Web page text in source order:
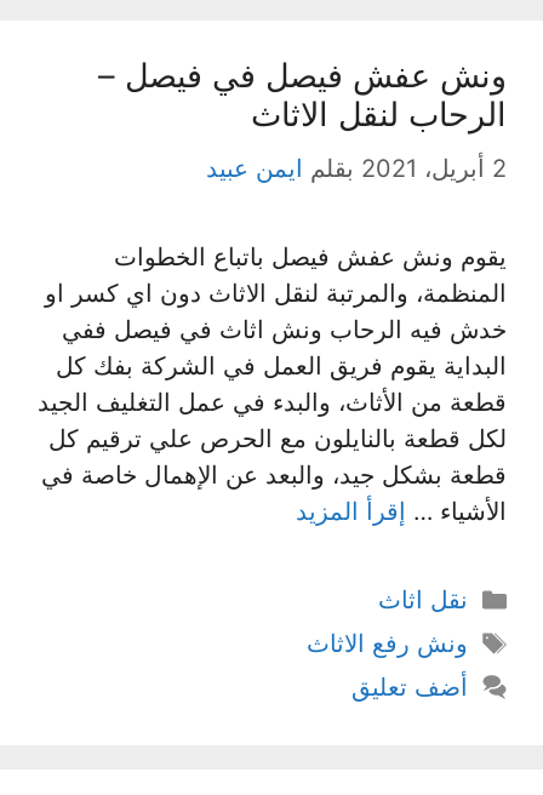
ونش عفش فيصل في فيصل –
الرحاب لنقل الاثاث
2 أبريل، 2021 بقلم ايمن عبيد
يقوم ونش عفش فيصل باتباع الخطوات
المنظمة، والمرتبة لنقل الاثاث دون اي كسر او
خدش فيه الرحاب ونش اثاث في فيصل ففي
البداية يقوم فريق العمل في الشركة بفك كل
قطعة من الأثاث، والبدء في عمل التغليف الجيد
لكل قطعة بالنايلون مع الحرص علي ترقيم كل
قطعة بشكل جيد، والبعد عن الإهمال خاصة في
الأشياء … إقرأ المزيد
التصنيفات
نقل اثاث
الوسوم
ونش رفع الاثاث
أضف تعليق